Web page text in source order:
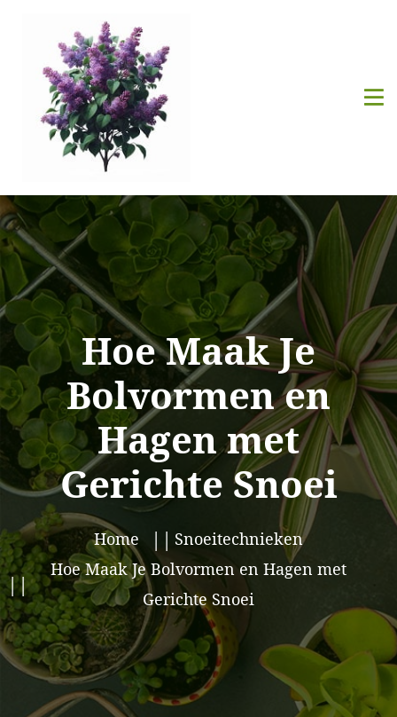
Hoe Maak Je
Bolvormen en
Hagen met
Gerichte Snoei
Home
Snoeitechnieken
Hoe Maak Je Bolvormen en Hagen met
Gerichte Snoei